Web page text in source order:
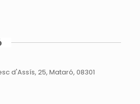
d'Assís, 25, Mataró, 08301